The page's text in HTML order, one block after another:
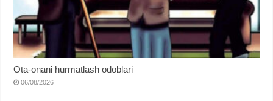
Ota-onani hurmatlash odoblari
06/08/2026